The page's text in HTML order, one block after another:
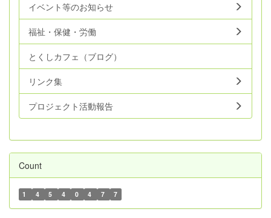
イベント等のお知らせ
福祉・保健・労働
とくしカフェ（ブログ）
リンク集
プロジェクト活動報告
Count
1 4 5 4 0 4 7 7